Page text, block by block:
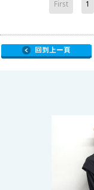
First 1